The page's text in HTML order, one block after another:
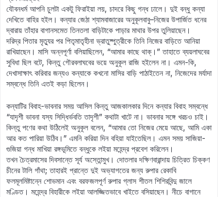
যৌবনধর্ম আপনি চুলটা একটু ফিরাইয়া লয়, চাদরে কিছু গন্ধ ঢালে। দুই বন্ধু কন্যা
দেখিতে বাহির হইল। কন্যার জেঠা শ্যামবাজারের অনুকূলবাবু–নিজের উপার্জিত ধনের
দ্বারায় তাঁহার বাগানসমেত তিনতলা বাড়িটাকে পাড়ার মাথার উপর তুলিয়াছেন।
দরিদ্র পিতার মৃত্যুর পর পিতৃমাতৃহীনা ভ্রাতুষ্পুত্রীকে তিনি নিজের বাড়িতে আনিয়া
রাখিয়াছেন। মাসি অন্নপূর্ণা বলিয়াছিলেন, “আমার কাছে থাক্‌।” তাহাতে ব্যয়লাঘবের
সুবিধা ছিল বটে, কিন্তু গৌরবলাঘবের ভয়ে অনুকূল রাজি হইলেন না। এমন-কি,
দেখাসাক্ষাৎ করিবার জন্যও কন্যাকে কখনো মাসির বাড়ি পাঠাইতেন না, নিজেদের মর্যাদা
সম্বন্ধে তিনি এতই কড়া ছিলেন।
কন্যাটির বিবাহ-ভাবনার সময় আসিল কিন্তু আজকালকার দিনে কন্যার বিবাহ সম্বন্ধে
“যাদৃশী ভাবনা যস্য সিদ্ধির্ভবতি তাদৃশী” কথাটা খাটে না। ভাবনার সঙ্গে খরচও চাই।
কিন্তু পণের কথা উঠিলেই অনুকূল বলেন, “আমার তো নিজের মেয়ে আছে, আমি একা
আর কত পারিয়া উঠিব।” এমনি করিয়া দিন বহিয়া যাইতেছিল। এমন সময় সাজিয়া-
গুজিয়া গন্ধ মাখিয়া রঙ্গভূমিতে বন্ধুকে লইয়া মহেন্দ্র প্রবেশ করিলেন।
তখন চৈত্রমাসের দিবসান্তে সূর্য অস্তোন্মুখ। দোতলার দক্ষিণবারান্দায় চিত্রিত চিক্কণ
চীনের টালি গাঁথা; তাহারই প্রান্তে দুই অভ্যাগতের জন্য রুপার রেকাবি
ফলমূলমিষ্টান্নে শোভমান এবং বরফজলপূর্ণ রুপার গ্লাস শীতল শিশিরবিন্দু জালে
মণ্ডিত। মহেন্দ্র বিহারীকে লইয়া আলজ্জিতভাবে খাইতে বসিয়াছেন। নীচে বাগানে